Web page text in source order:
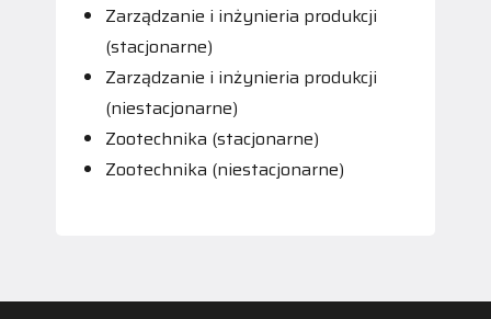
Zarządzanie i inżynieria produkcji
(stacjonarne)
Zarządzanie i inżynieria produkcji
(niestacjonarne)
Zootechnika (stacjonarne)
Zootechnika (niestacjonarne)